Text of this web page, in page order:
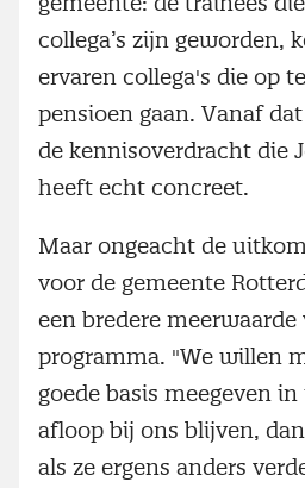
collega’s zijn geworden,
ervaren collega's die op
pensioen gaan. Vanaf
de kennisoverdracht die
heeft echt concreet.
Maar ongeacht de
voor de gemeente
een bredere
programma. "We willen
goede basis meegeven
afloop bij ons blijven,
als ze ergens anders